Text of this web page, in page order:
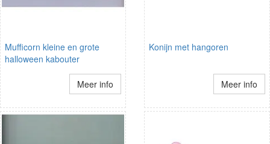
Mufficorn kleine en grote
halloween kabouter
Meer info
Konijn met hangoren
Meer info